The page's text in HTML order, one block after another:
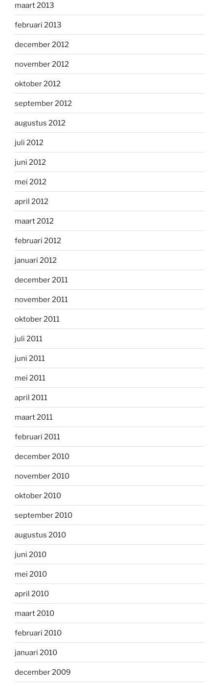
maart 2013
februari 2013
december 2012
november 2012
oktober 2012
september 2012
augustus 2012
juli 2012
juni 2012
mei 2012
april 2012
maart 2012
februari 2012
januari 2012
december 2011
november 2011
oktober 2011
juli 2011
juni 2011
mei 2011
april 2011
maart 2011
februari 2011
december 2010
november 2010
oktober 2010
september 2010
augustus 2010
juni 2010
mei 2010
april 2010
maart 2010
februari 2010
januari 2010
december 2009